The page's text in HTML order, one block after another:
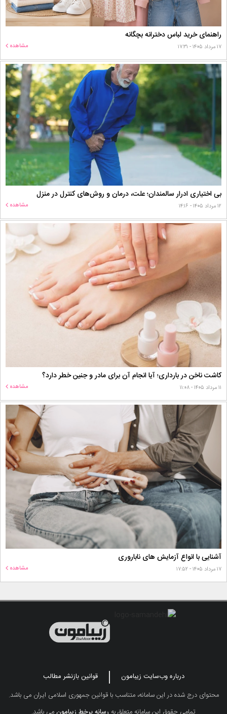
راهنمای خرید لباس دخترانه بچگانه
۱۷ مرداد ۱۴۰۵ - ۱۷:۳۱ مشاهده
بی اختیاری ادرار سالمندان؛ علت، درمان و روش‌های کنترل در منزل
۱۲ مرداد ۱۴۰۵ - ۱۴:۱۶ مشاهده
کاشت ناخن در بارداری؛ آیا انجام آن برای مادر و جنین خطر دارد؟
۱۱ مرداد ۱۴۰۵ - ۱۱:۰۸ مشاهده
آشنایی با انواع آزمایش های ناباروری
۱۷ مرداد ۱۴۰۵ - ۱۷:۵۲ مشاهده
درباره وب‌سایت زیبامون
قوانین بازنشر مطالب
محتوای درج شده در این سامانه، متناسب با قوانین جمهوری اسلامی ایران می باشد.